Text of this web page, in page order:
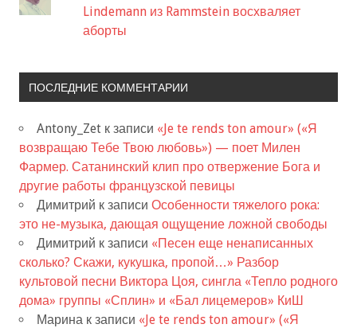
Lindemann из Rammstein восхваляет
аборты
ПОСЛЕДНИЕ КОММЕНТАРИИ
Antony_Zet к записи «Je te rends ton amour» («Я
возвращаю Тебе Твою любовь») — поет Милен
Фармер. Сатанинский клип про отвержение Бога и
другие работы французской певицы
Димитрий к записи Особенности тяжелого рока:
это не-музыка, дающая ощущение ложной свободы
Димитрий к записи «Песен еще ненаписанных
сколько? Скажи, кукушка, пропой…» Разбор
культовой песни Виктора Цоя, сингла «Тепло родного
дома» группы «Сплин» и «Бал лицемеров» КиШ
Марина к записи «Je te rends ton amour» («Я